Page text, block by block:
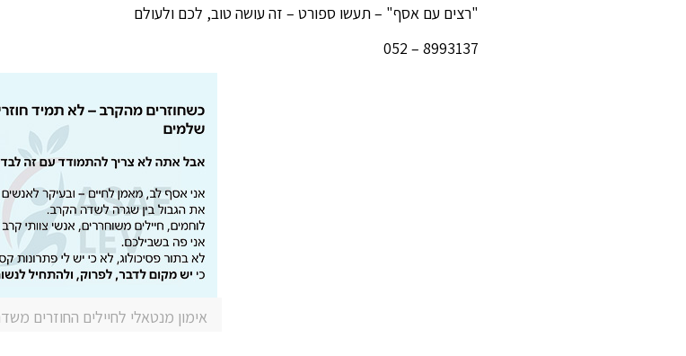
"רצים עם אסף" – תעשו ספורט – זה עושה טוב, לכם ולעולם
8993137 – 052
אימון מנטאלי לחיילים החוזרים